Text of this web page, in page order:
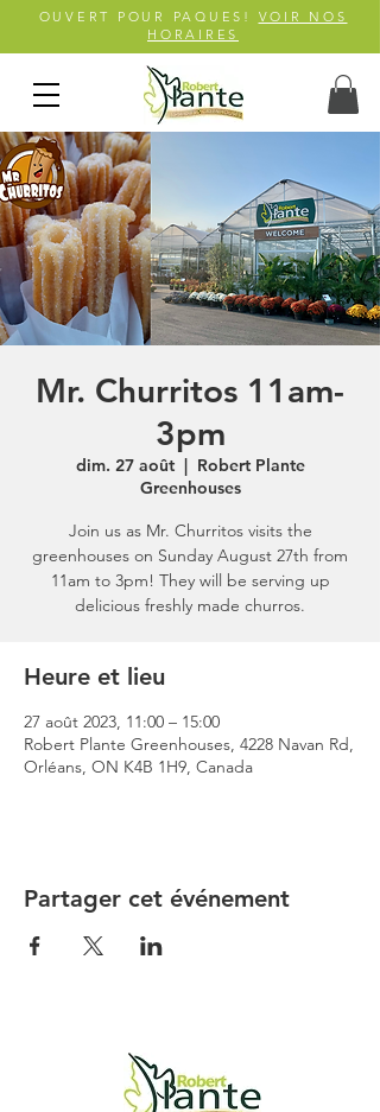
OUVERT POUR PAQUES! VOIR NOS
HORAIRES
Mr. Churritos 11am-
3pm
dim. 27 août
  |
Robert Plante
Greenhouses
Join us as Mr. Churritos visits the
greenhouses on Sunday August 27th from
11am to 3pm! They will be serving up
delicious freshly made churros.
Heure et lieu
27 août 2023, 11:00 – 15:00
Robert Plante Greenhouses, 4228 Navan Rd,
Orléans, ON K4B 1H9, Canada
Partager cet événement